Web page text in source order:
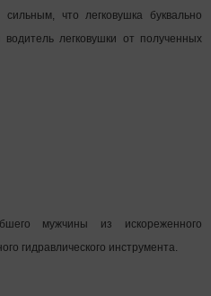
что легковушка буквально
легковушки от полученных
мужчины из искореженного
гидравлического инструмента.